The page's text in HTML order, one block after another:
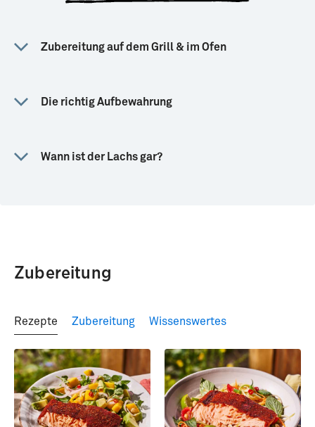
Zubereitung auf dem Grill & im Ofen
Die richtig Aufbewahrung
Wann ist der Lachs gar?
Zubereitung
Rezepte Zubereitung Wissenswertes